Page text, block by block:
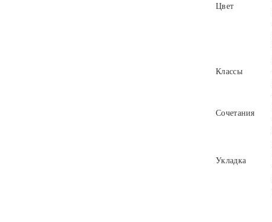
Цвет
Классы
Сочетания
Укладка